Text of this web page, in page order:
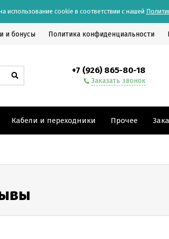
использование cookie в соответствии с нашей
и бонусы Политика конфиденциальности
+7 (926) 865-80-18
Заказать звонок
Кабели и переходники Прочее